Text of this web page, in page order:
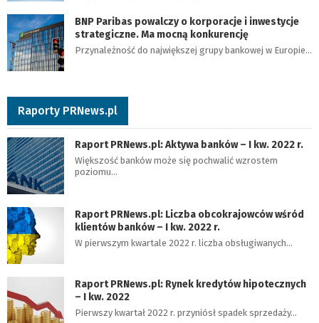
BNP Paribas powalczy o korporacje i inwestycje
strategiczne. Ma mocną konkurencję
Przynależność do największej grupy bankowej w Europie…
Raporty PRNews.pl
Raport PRNews.pl: Aktywa banków – I kw. 2022 r.
Większość banków może się pochwalić wzrostem
poziomu…
Raport PRNews.pl: Liczba obcokrajowców wśród
klientów banków – I kw. 2022 r.
W pierwszym kwartale 2022 r. liczba obsługiwanych…
Raport PRNews.pl: Rynek kredytów hipotecznych
– I kw. 2022
Pierwszy kwartał 2022 r. przyniósł spadek sprzedaży…